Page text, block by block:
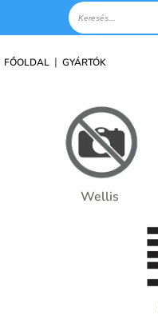
FŐOLDAL | GYÁRTÓK
Wellis